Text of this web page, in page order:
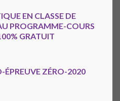
EN CLASSE DE
PROGRAMME-COURS
GRATUIT
ÉPREUVE ZÉRO-2020